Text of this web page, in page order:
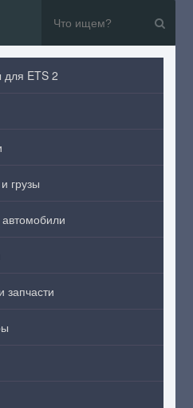
ETS 2
грузы